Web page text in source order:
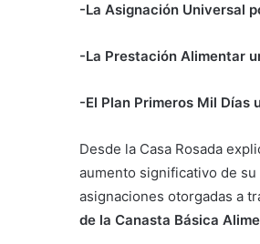
-La Asignación Universal
-La Prestación Alimentar
-El Plan Primeros Mil Días
Desde la Casa Rosada
aumento significativo de su
asignaciones otorgadas a
de la Canasta Básica